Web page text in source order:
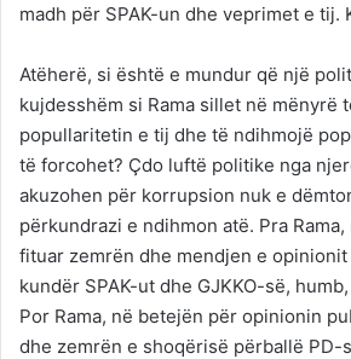
madh për SPAK-un dhe veprimet e tij.
Atëherë, si është e mundur që një
kujdesshëm si Rama sillet në mënyrë
popullaritetin e tij dhe të ndihmojë
të forcohet? Çdo luftë politike nga
akuzohen për korrupsion nuk e
përkundrazi e ndihmon atë. Pra
fituar zemrën dhe mendjen e
kundër SPAK-ut dhe GJKKO-së,
Por Rama, në betejën për opinionin
dhe zemrën e shoqërisë përballë PD-